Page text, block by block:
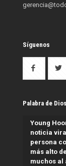
Síguenos
Palabra de Dios
Young
noticia
persona
más alto
muchos al